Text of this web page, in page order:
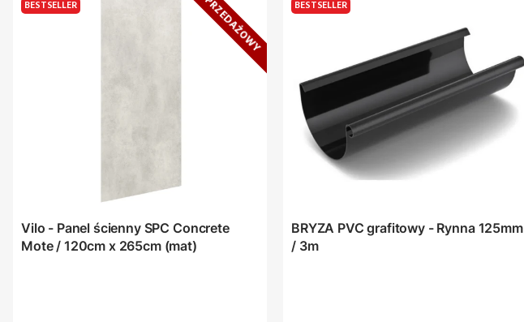
BESTSELLER
Vilo - Panel ścienny SPC Concrete
Mote / 120cm x 265cm (mat)
BESTSELLER
BRYZA PVC grafitowy - Rynna 125mm
/ 3m